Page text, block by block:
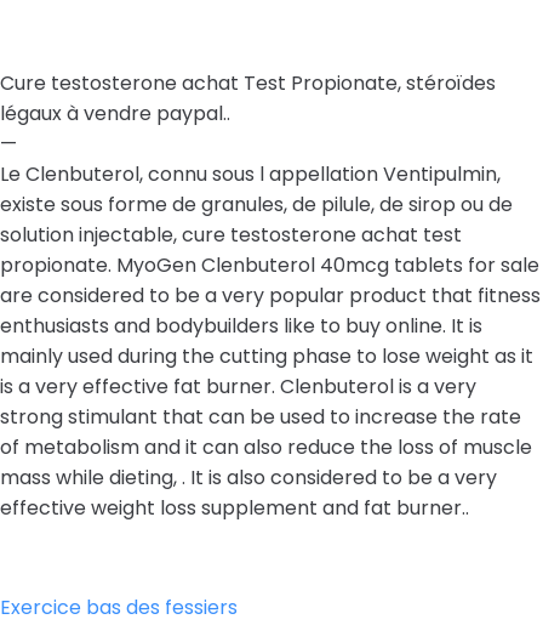
Cure testosterone achat Test Propionate, stéroïdes
légaux à vendre paypal..
—
Le Clenbuterol, connu sous l appellation Ventipulmin,
existe sous forme de granules, de pilule, de sirop ou de
solution injectable, cure testosterone achat test
propionate. MyoGen Clenbuterol 40mcg tablets for sale
are considered to be a very popular product that fitness
enthusiasts and bodybuilders like to buy online. It is
mainly used during the cutting phase to lose weight as it
is a very effective fat burner. Clenbuterol is a very
strong stimulant that can be used to increase the rate
of metabolism and it can also reduce the loss of muscle
mass while dieting, . It is also considered to be a very
effective weight loss supplement and fat burner..
Exercice bas des fessiers